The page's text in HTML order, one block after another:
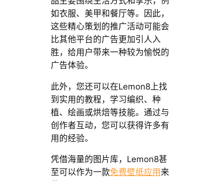
如衣服、美甲和餐厅等。因此，
这些精心策划的推广活动可能会
比其他平台的广告更加引人入
胜，给用户带来一种较为愉悦的
广告体验。
此外，您还可以在Lemon8上找
到实用的教程，学习编织、种
植、绘画或烘焙等技能。通过与
创作者互动，您可以获得许多有
用的经验。
凭借海量的图片库，Lemon8甚
至可以作为一款免费壁纸应用来